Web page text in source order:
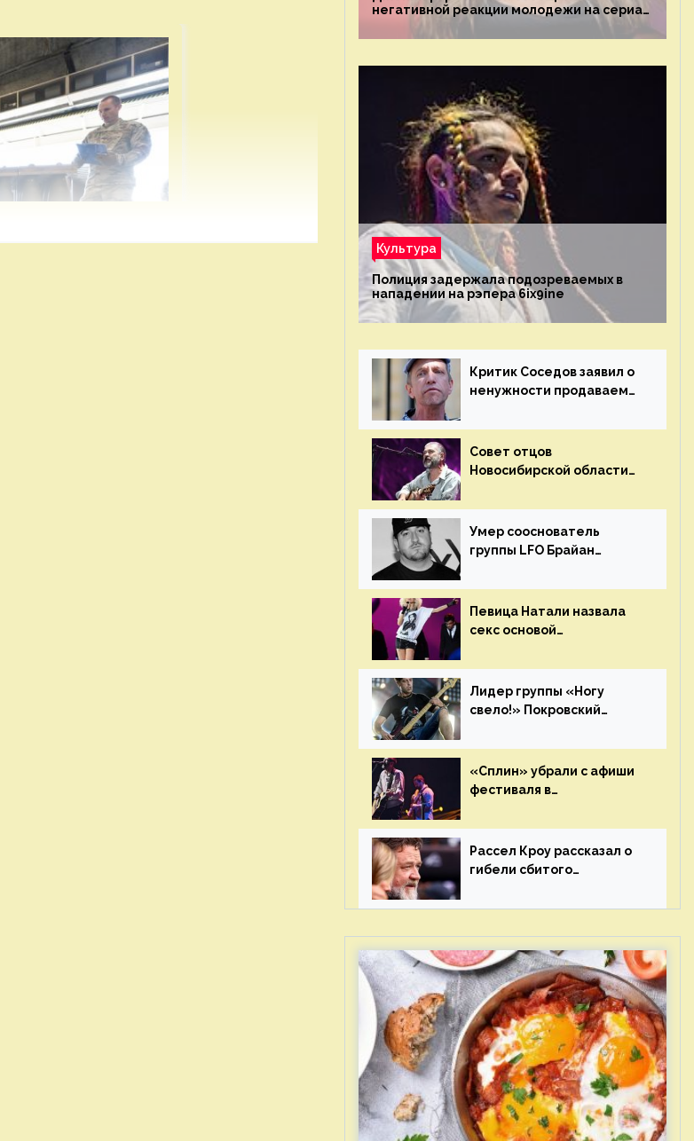
негативной реакции молодежи на сериал
Культура
Полиция задержала подозреваемых в
нападении на рэпера 6ix9ine
Критик Соседов заявил о
ненужности продаваемых
песен
Совет отцов
Новосибирской области
концерт группы «Сплин»
Умер сооснователь
группы LFO Брайан
Певица Натали назвала
секс основой
Лидер группы «Ногу
свело!» Покровский
иноагента
«Сплин» убрали с афиши
фестиваля в
жалобы «Союза отцов»
Рассел Кроу рассказал о
гибели сбитого